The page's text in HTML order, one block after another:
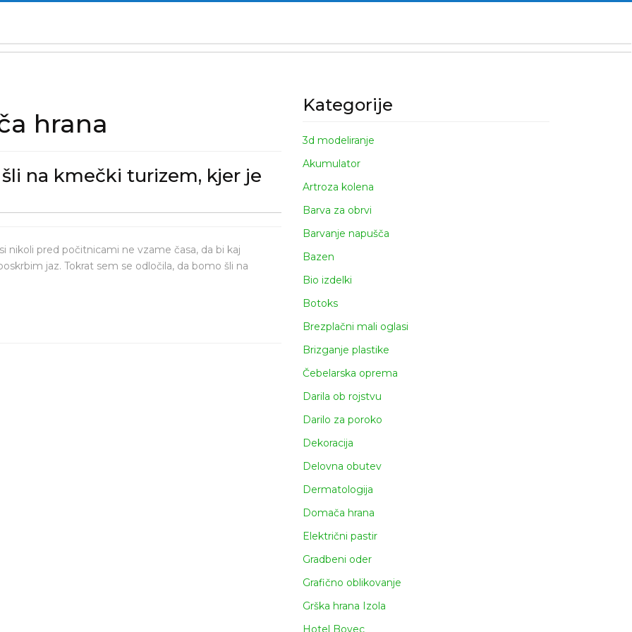
hrana
na kmečki turizem, kjer je
pred počitnicami ne vzame časa, da bi kaj
jaz. Tokrat sem se odločila, da bomo šli na
Kategorije
3d modeliranje
Akumulator
Artroza kolena
Barva za obrvi
Barvanje napušča
Bazen
Bio izdelki
Botoks
Brezplačni mali oglasi
Brizganje plastike
Čebelarska oprema
Darila ob rojstvu
Darilo za poroko
Dekoracija
Delovna obutev
Dermatologija
Domača hrana
Električni pastir
Gradbeni oder
Grafično oblikovanje
Grška hrana Izola
Hotel Bovec